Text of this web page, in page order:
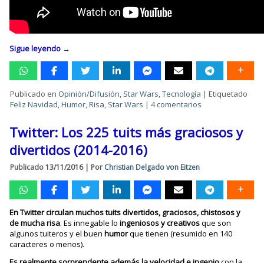
Sigue leyendo →
Publicado en Opinión/Difusión, Star Wars,Tecnología |Etiquetado
Feliz Navidad,Humor,Risa, Star Wars |4 comentarios
Twitter: Los 225 tuits más graciosos y
divertidos (2014-2016)
Publicado 13/11/2016| Por Christian Delgado von Eitzen
En Twitter circulan muchos tuits divertidos, graciosos, chistosos y
de mucha risa. Es innegable loingeniosos y creativosque son
algunos tuiteros y el buenhumorque tienen (resumido en 140
caracteres o menos).